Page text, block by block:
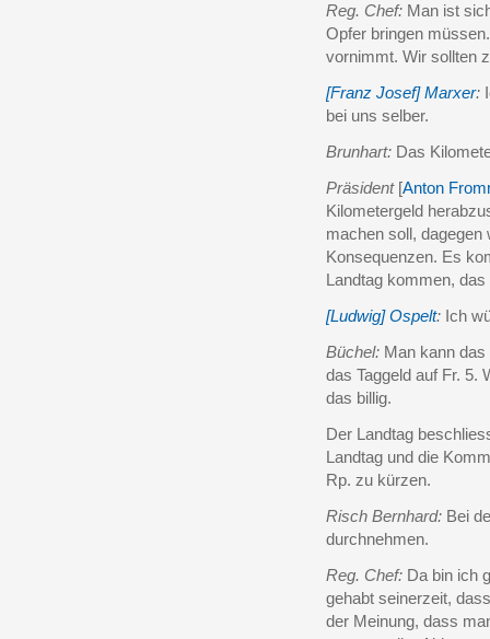
Reg. Chef: Man ist
Opfer bringen
vornimmt. Wir sollten
[Franz Josef] Marxer:
bei uns selber.
Brunhart: Das
Präsident[Anton
Kilometergeld
machen soll, dagegen
Konsequenzen. Es
Landtag kommen,
[Ludwig] Ospelt: Ich
Büchel: Man kann
das Taggeld auf Fr. 5.
das billig.
Der Landtag
Landtag und die
Rp. zu kürzen.
Risch Bernhard: Bei
durchnehmen.
Reg. Chef: Da bin ich
gehabt seinerzeit,
der Meinung, dass